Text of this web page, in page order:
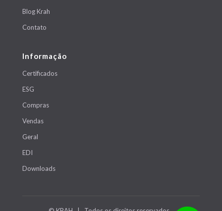
Blog Krah
Contato
Informação
Certificados
ESG
Compras
Vendas
Geral
EDI
Downloads